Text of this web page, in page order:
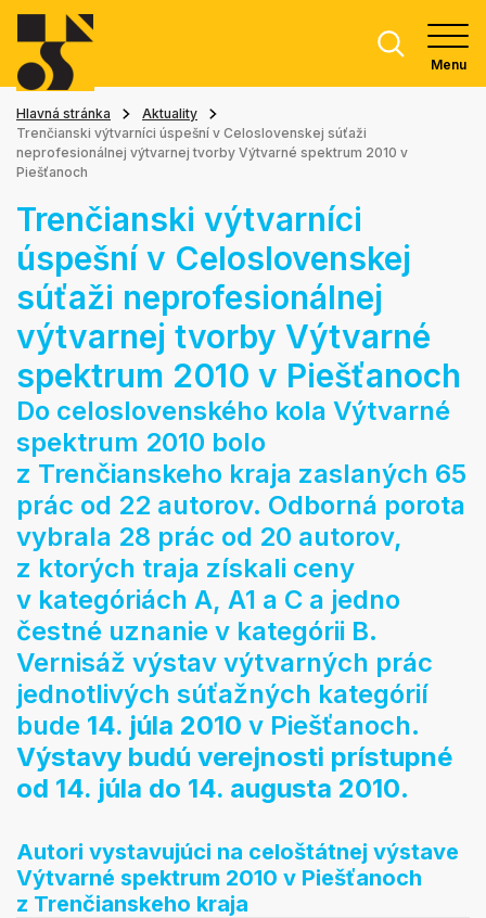
Menu
Hlavná stránka
Aktuality
Trenčianski výtvarníci úspešní v Celoslovenskej súťaži
neprofesionálnej výtvarnej tvorby Výtvarné spektrum 2010 v
Piešťanoch
Trenčianski výtvarníci
úspešní v Celoslovenskej
súťaži neprofesionálnej
výtvarnej tvorby Výtvarné
spektrum 2010 v Piešťanoch
Do celoslovenského kola Výtvarné
spektrum 2010 bolo
z Trenčianskeho kraja zaslaných 65
prác od 22 autorov. Odborná porota
vybrala 28 prác od 20 autorov,
z ktorých traja získali ceny
v kategóriách A, A1 a C a jedno
čestné uznanie v kategórii B.
Vernisáž výstav výtvarných prác
jednotlivých súťažných kategórií
bude 14. júla 2010 v Piešťanoch.
Výstavy budú verejnosti prístupné
od 14. júla do 14. augusta 2010.
Autori vystavujúci na celoštátnej výstave
Výtvarné spektrum 2010 v Piešťanoch
z Trenčianskeho kraja